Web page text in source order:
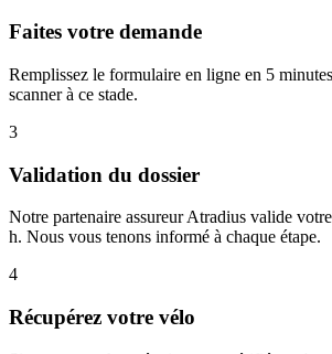
Faites votre demande
Remplissez le formulaire en ligne en 5
scanner à ce stade.
3
Validation du dossier
Notre partenaire assureur Atradius valide
h. Nous vous tenons informé à chaque étape.
4
Récupérez votre vélo